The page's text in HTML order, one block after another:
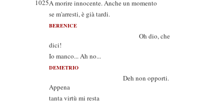
1025A morire innocente. Anche un momento
se m'arresti, è già tardi.
BERENICE
Oh dio, che
dici!
Io manco... Ah no...
DEMETRIO
Deh non opporti.
Appena
tanta virtù mi resta